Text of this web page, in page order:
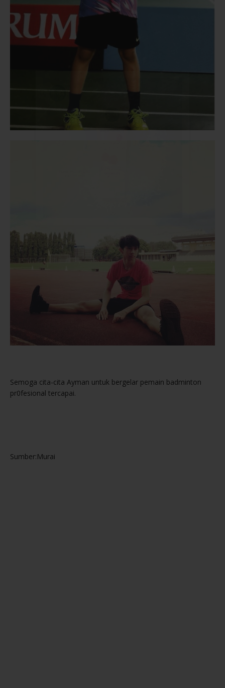
Semoga cita-cita Ayman untuk bergelar pemain badminton
pr0fesional tercapai.
Sumber:Murai